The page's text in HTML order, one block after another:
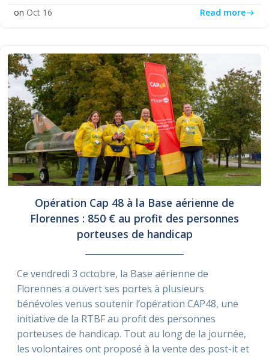
on Oct 16 Read more
Opération Cap 48 à la Base aérienne de
Florennes : 850 € au profit des personnes
porteuses de handicap
Ce vendredi 3 octobre, la Base aérienne de
Florennes a ouvert ses portes à plusieurs
bénévoles venus soutenir l’opération CAP48, une
initiative de la RTBF au profit des personnes
porteuses de handicap. Tout au long de la journée,
les volontaires ont proposé à la vente des post-it et